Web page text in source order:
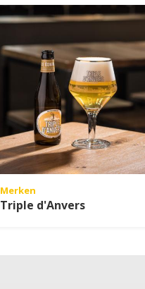
Merken
Triple d'Anvers